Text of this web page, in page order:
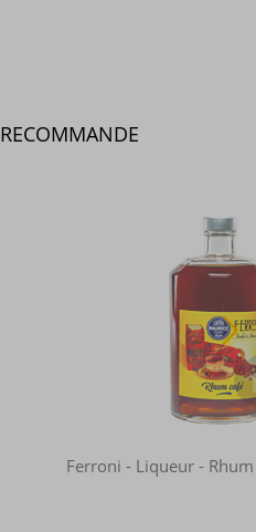
café - 70cl - 40°